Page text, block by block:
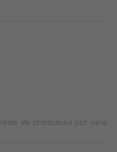
ale produsului pot varia.